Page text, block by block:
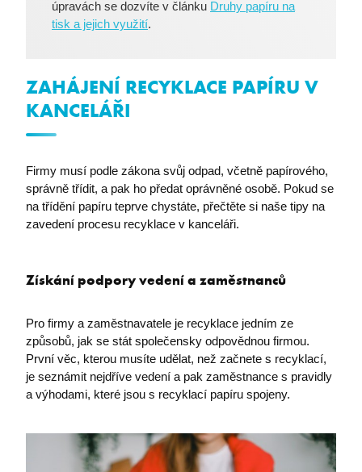
úpravách se dozvíte v článku Druhy papíru na
tisk a jejich využití.
ZAHÁJENÍ RECYKLACE PAPÍRU V
KANCELÁŘI
Firmy musí podle zákona svůj odpad, včetně papírového,
správně třídit, a pak ho předat oprávněné osobě. Pokud se
na třídění papíru teprve chystáte, přečtěte si naše tipy na
zavedení procesu recyklace v kanceláři.
Získání podpory vedení a zaměstnanců
Pro firmy a zaměstnavatele je recyklace jedním ze
způsobů, jak se stát společensky odpovědnou firmou.
První věc, kterou musíte udělat, než začnete s recyklací,
je seznámit nejdříve vedení a pak zaměstnance s pravidly
a výhodami, které jsou s recyklací papíru spojeny.